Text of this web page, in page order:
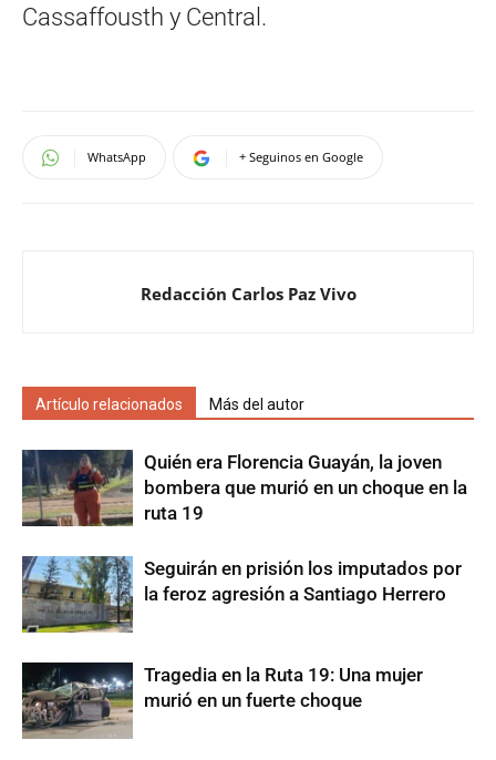
Cassaffousth y Central.
WhatsApp + Seguinos en Google
Redacción Carlos Paz Vivo
Artículo relacionados Más del autor
Quién era Florencia Guayán, la joven
bombera que murió en un choque en la
ruta 19
Seguirán en prisión los imputados por
la feroz agresión a Santiago Herrero
Tragedia en la Ruta 19: Una mujer
murió en un fuerte choque